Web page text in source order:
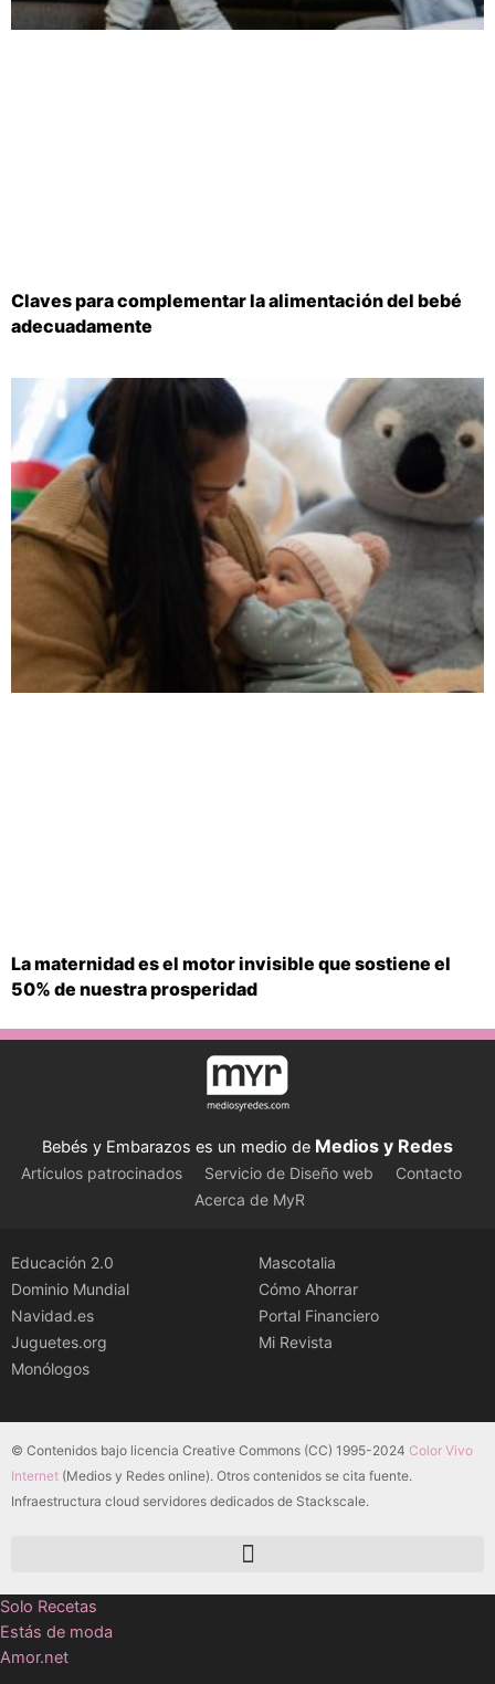
Claves para complementar la alimentación del bebé
adecuadamente
La maternidad es el motor invisible que sostiene el
50% de nuestra prosperidad
Bebés y Embarazos es un medio de Medios y Redes
Artículos patrocinados Servicio de Diseño web
Contacto
Acerca de MyR
Educación 2.0
Dominio Mundial
Navidad.es
Juguetes.org
Monólogos
Mascotalia
Cómo Ahorrar
Portal Financiero
Mi Revista
© Contenidos bajo licencia Creative Commons (CC) 1995-2024 Color Vivo
Internet (Medios y Redes online). Otros contenidos se cita fuente.
Infraestructura cloud servidores dedicados de Stackscale.
Solo Recetas
Estás de moda
Amor.net